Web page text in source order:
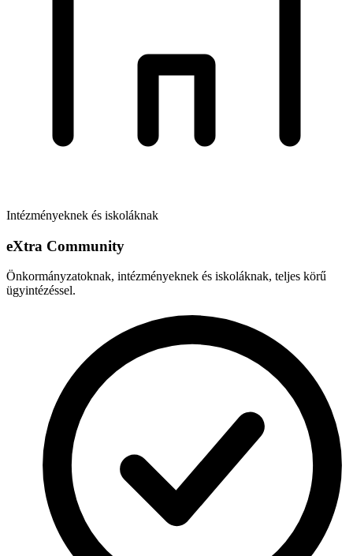
Intézményeknek és iskoláknak
eXtra Community
Önkormányzatoknak, intézményeknek és iskoláknak, teljes körű
ügyintézéssel.